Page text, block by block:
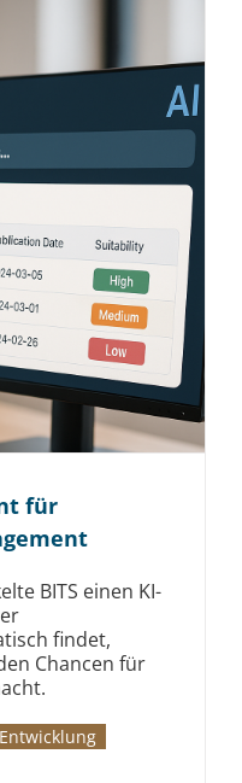
für
BITS einen KI-
findet,
Chancen für